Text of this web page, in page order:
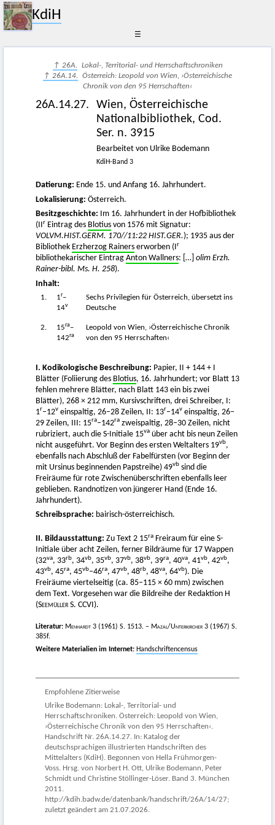
KdiH
☰
↑ 26A. Lokal-, Territorial- und Herrschaftschroniken
↑ 26A.14. Österreich: Leopold von Wien, ›Österreichische
Chronik von den 95 Herrschaften‹
26A.14.27.
Wien, Österreichische
Nationalbibliothek, Cod.
Ser. n. 3915
Bearbeitet von Ulrike Bodemann
KdiH-Band 3
Datierung: Ende 15. und Anfang 16. Jahrhundert.
Lokalisierung: Österreich.
Besitzgeschichte: Im 16. Jahrhundert in der Hofbibliothek
(IIr Eintrag des Blotius von 1576 mit Signatur:
VOLVM.HIST.GERM. 170//11:22 HIST.GER.); 1935 aus der
Bibliothek Erzherzog Rainers erworben (Ir
bibliothekarischer Eintrag Anton Wallners: […] olim Erzh.
Rainer-bibl. Ms. H. 258).
Inhalt:
1. 1r–
14v
Sechs Privilegien für Österreich, übersetzt ins
Deutsche
2. 15ra–
142ra
Leopold von Wien, ›Österreichische Chronik
von den 95 Herrschaften‹
I. Kodikologische Beschreibung: Papier, II + 144 + I
Blätter (Foliierung des Blotius, 16. Jahrhundert; vor Blatt 13
fehlen mehrere Blätter, nach Blatt 143 ein bis zwei
Blätter), 268 × 212 mm, Kursivschriften, drei Schreiber, I:
1r–12v einspaltig, 26–28 Zeilen, II: 13r–14v einspaltig, 26–
29 Zeilen, III: 15ra–142ra zweispaltig, 28–30 Zeilen, nicht
rubriziert, auch die S-Initiale 15va über acht bis neun Zeilen
nicht ausgeführt. Vor Beginn des ersten Weltalters 19vb,
ebenfalls nach Abschluß der Fabelfürsten (vor Beginn der
mit Ursinus beginnenden Papstreihe) 49vb sind die
Freiräume für rote Zwischenüberschriften ebenfalls leer
geblieben. Randnotizen von jüngerer Hand (Ende 16.
Jahrhundert).
Schreibsprache: bairisch-österreichisch.
II. Bildausstattung: Zu Text 2 15ra Freiraum für eine S-
Initiale über acht Zeilen, ferner Bildräume für 17 Wappen
(32va, 33rb, 34vb, 35vb, 37vb, 38vb, 39ra, 40va, 41vb, 42vb,
43vb, 45ra, 45vb–46ra, 47vb, 48rb, 48va, 64vb). Die
Freiräume viertelseitig (ca. 85–115 × 60 mm) zwischen
dem Text. Vorgesehen war die Bildreihe der Redaktion H
(Seemüller S. CCVI).
Literatur: Menhardt 3 (1961) S. 1513. – Mazal/Unterkircher 3 (1967) S.
385f.
Weitere Materialien im Internet: Handschriftencensus
Empfohlene Zitierweise
Ulrike Bodemann: Lokal-, Territorial- und
Herrschaftschroniken. Österreich: Leopold von Wien,
›Österreichische Chronik von den 95 Herrschaften‹.
Handschrift Nr. 26A.14.27. In: Katalog der
deutschsprachigen illustrierten Handschriften des
Mittelalters (KdiH). Begonnen von Hella Frühmorgen-
Voss. Hrsg. von Norbert H. Ott, Ulrike Bodemann, Peter
Schmidt und Christine Stöllinger-Löser. Band 3. München
2011.
http://kdih.badw.de/datenbank/handschrift/26A/14/27;
zuletzt geändert am 21.07.2026.